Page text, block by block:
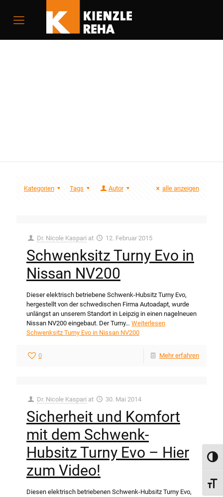
Kategorien Tags Autor alle anzeigen
Dr. Nicole Kaspari at 12. Februar 2015
Schwenksitz Turny Evo in
Nissan NV200
Dieser elektrisch betriebene Schwenk-Hubsitz Turny Evo,
hergestellt von der schwedischen Firma Autoadapt, wurde
unlängst an unserem Standort in Leipzig in einen nagelneuen
Nissan NV200 eingebaut. Der Turny… Weiterlesen
Schwenksitz Turny Evo in Nissan NV200
0 Mehr erfahren
Dr. Nicole Kaspari at 30. Mai 2014
Sicherheit und Komfort
mit dem Schwenk-
Hubsitz Turny Evo – Hier
zum Video!
Diesen elektrisch betriebenen Schwenk-Hubsitz Turny Evo,